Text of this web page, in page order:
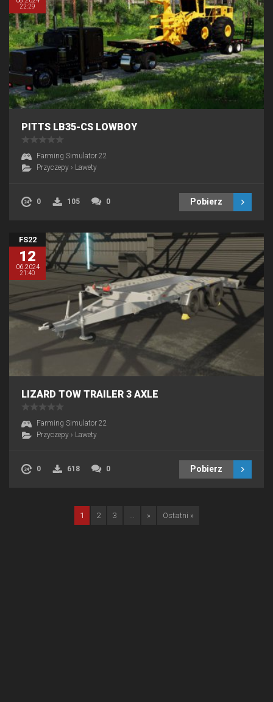
22:29
PITTS LB35-CS LOWBOY
Farming Simulator 22
Przyczepy › Lawety
0 105 0 Pobierz
FS22
12
06.2024
21:40
LIZARD TOW TRAILER 3 AXLE
Farming Simulator 22
Przyczepy › Lawety
0 618 0 Pobierz
1 2 3 » Ostatni »